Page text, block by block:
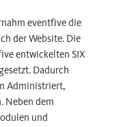
eventfive die
der Website. Die
entwickelten SIX
Dadurch
Administriert,
Neben dem
und